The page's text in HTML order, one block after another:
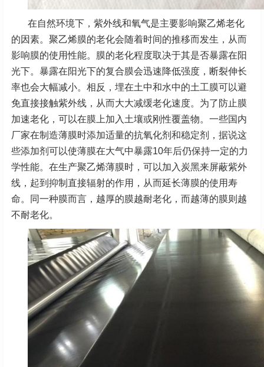
在自然环境下，紫外线和氧气是主要影响聚乙烯老化
的因素。聚乙烯膜的老化会随着时间的推移而发生，从而
影响膜的使用性能。膜的老化程度取决于其是否暴露在阳
光下。暴露在阳光下的复合膜会迅速降低强度，断裂伸长
率也会大幅减小。相反，埋在土中和水中的土工膜可以避
免直接接触紫外线，从而大大减缓老化速度。为了防止膜
加速老化，可以在膜上加入土壤或刚性覆盖物。一些国内
厂家在制造薄膜时添加适量的抗氧化剂和稳定剂，据说这
些添加剂可以使薄膜在大气中暴露10年后仍保持一定的力
学性能。在生产聚乙烯薄膜时，可以加入炭黑来屏蔽紫外
线，起到抑制直接辐射的作用，从而延长薄膜的使用寿
命。同一种膜而言，越厚的膜越耐老化，而越薄的膜则越
不耐老化。